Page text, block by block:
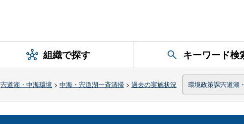
組織で探す キーワード検
宍道湖・中海環境 > 中海・宍道湖一斉清掃 > 過去の実施状況 環境政策課宍道湖